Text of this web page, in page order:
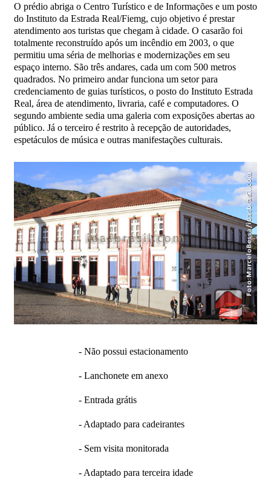
O prédio abriga o Centro Turístico e de Informações e um posto
do Instituto da Estrada Real/Fiemg, cujo objetivo é prestar
atendimento aos turistas que chegam à cidade. O casarão foi
totalmente reconstruído após um incêndio em 2003, o que
permitiu uma séria de melhorias e modernizações em seu
espaço interno. São três andares, cada um com 500 metros
quadrados. No primeiro andar funciona um setor para
credenciamento de guias turísticos, o posto do Instituto Estrada
Real, área de atendimento, livraria, café e computadores. O
segundo ambiente sedia uma galeria com exposições abertas ao
público. Já o terceiro é restrito à recepção de autoridades,
espetáculos de música e outras manifestações culturais.
- Não possui estacionamento
- Lanchonete em anexo
- Entrada grátis
- Adaptado para cadeirantes
- Sem visita monitorada
- Adaptado para terceira idade